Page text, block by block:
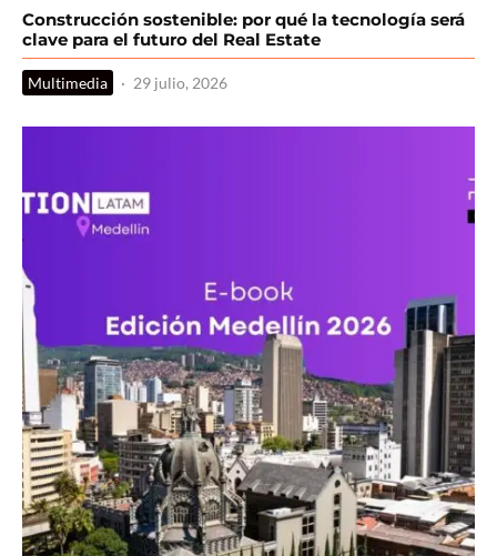
Construcción sostenible: por qué la tecnología será
clave para el futuro del Real Estate
Multimedia · 29 julio, 2026